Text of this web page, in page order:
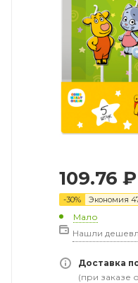
109.76 ₽
-30% Экономия
Мало
Нашли
Доставка
(при заказе